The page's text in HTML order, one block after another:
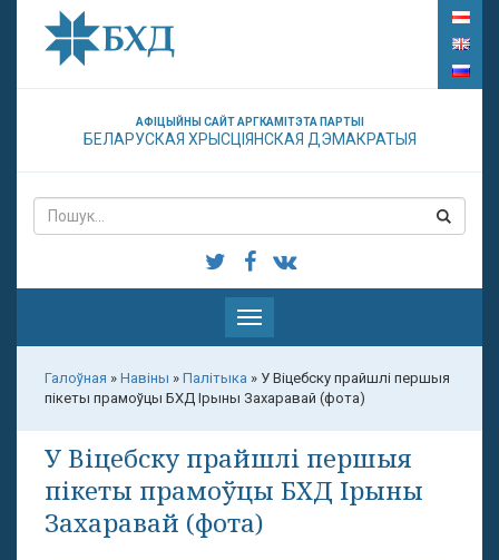
АФІЦЫЙНЫ САЙТ АРГКАМІТЭТА ПАРТЫІ
БЕЛАРУСКАЯ ХРЫСЦІЯНСКАЯ ДЭМАКРАТЫЯ
Паказаць
меню
Галоўная » Навіны » Палітыка » У Віцебску прайшлі першыя
пікеты прамоўцы БХД Ірыны Захаравай (фота)
У Віцебску прайшлі першыя
пікеты прамоўцы БХД Ірыны
Захаравай (фота)